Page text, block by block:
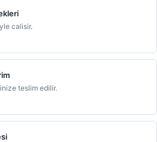
calisir.
teslim edilir.